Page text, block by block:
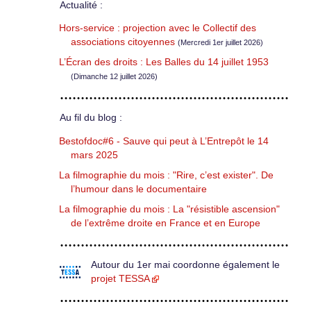
Actualité :
Hors-service : projection avec le Collectif des
associations citoyennes (Mercredi 1er juillet 2026)
L’Écran des droits : Les Balles du 14 juillet 1953
(Dimanche 12 juillet 2026)
Au fil du blog :
Bestofdoc#6 - Sauve qui peut à L’Entrepôt le 14
mars 2025
La filmographie du mois : "Rire, c’est exister". De
l’humour dans le documentaire
La filmographie du mois : La "résistible ascension"
de l’extrême droite en France et en Europe
Autour du 1er mai coordonne également le
projet TESSA